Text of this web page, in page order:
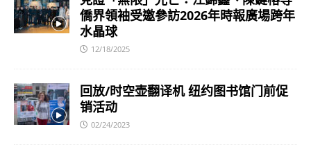
僑界領袖受邀參訪2026年時報廣場跨年
水晶球
12/18/2025
回放/时空壶翻译机 纽约图书馆门前促
销活动
02/24/2023